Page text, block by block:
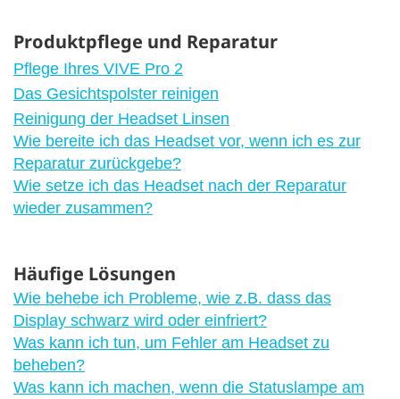
Produktpflege und Reparatur
Pflege Ihres VIVE Pro 2
Das Gesichtspolster reinigen
Reinigung der Headset Linsen
Wie bereite ich das Headset vor, wenn ich es zur
Reparatur zurückgebe?
Wie setze ich das Headset nach der Reparatur
wieder zusammen?
Häufige Lösungen
Wie behebe ich Probleme, wie z.B. dass das
Display schwarz wird oder einfriert?
Was kann ich tun, um Fehler am Headset zu
beheben?
Was kann ich machen, wenn die Statuslampe am